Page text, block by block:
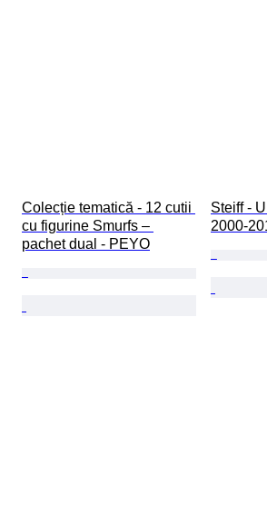
Colecție tematică - 12 cutii
cu figurine Smurfs –
pachet dual - PEYO
Steiff -
2000-